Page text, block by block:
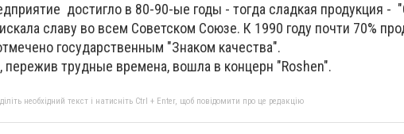
достигло в 80-90-ые годы - тогда сладкая продукция -
славу во всем Советском Союзе. К 1990 году почти 70%
государственным "Знаком качества".
пережив трудные времена, вошла в концерн "Roshen".
необхідний текст і натисніть Ctrl + Enter, щоб повідомити про це редакцію